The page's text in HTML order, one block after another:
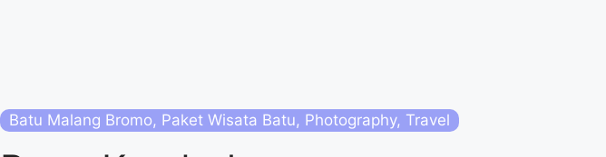
Batu Malang Bromo, Paket Wisata Batu, Photography, Travel